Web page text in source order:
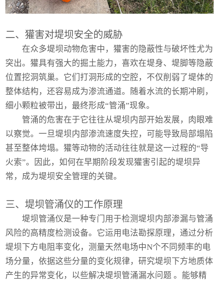
二、獾害对堤坝安全的威胁
在众多堤坝动物危害中，獾害的隐蔽性与破坏性尤为
突出。獾具有强大的掘土能力，喜欢在堤身、堤脚等隐蔽
位置挖洞筑巢。它们打洞形成的空腔，不仅削弱了堤体的
整体结构，还容易成为渗流通道。随着水流的长期冲刷，
细小颗粒被带出，最终形成“管涌”现象。
管涌的危害在于它往往从堤坝内部开始发展，肉眼难
以察觉。一旦堤坝内部渗流速度失控，可能导致局部塌陷
甚至整体垮塌。獾等动物的活动往往就是这一过程的“导
火索”。因此，如何在早期阶段发现獾害引起的堤坝异
常，成为堤坝安全管理的关键。
三、堤坝管涌仪的工作原理
堤坝管涌仪是一种专门用于检测堤坝内部渗漏与管涌
风险的高精度检测设备。它运用电法勘探原理，通过分析
堤坝下方电阻率变化，测量天然电场中N个不同频率的电
场分量，依据这些分量的变化规律，研究堤坝下方地质体
产生的异常变化，以些解决堤坝管涌漏水问题 。能够精